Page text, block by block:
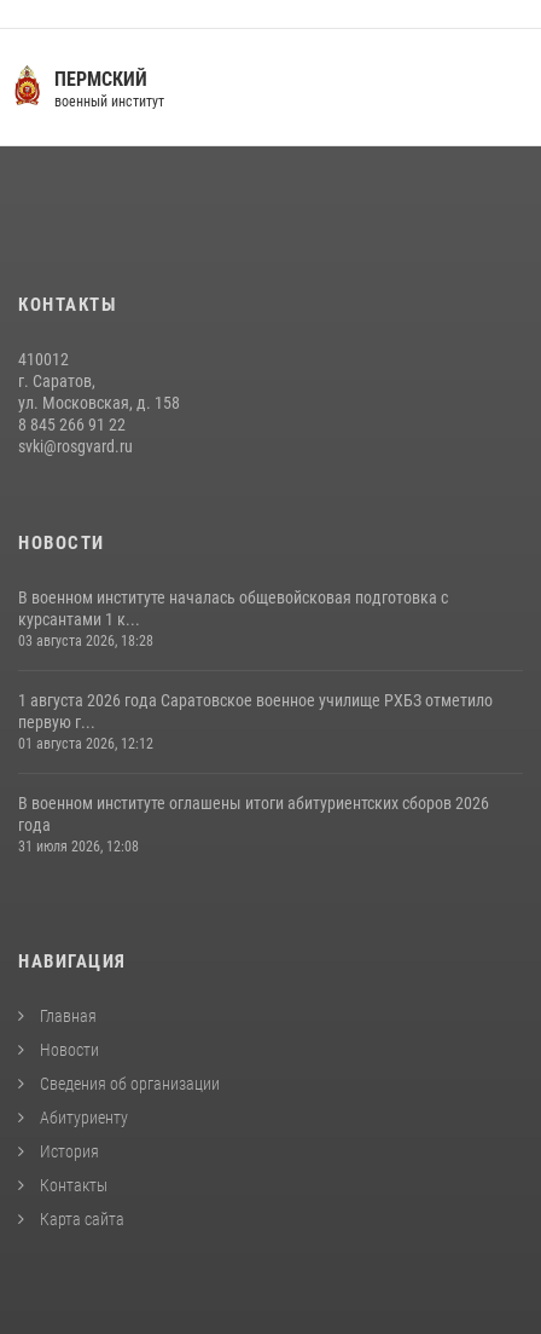
16 июля 2026, 12:29 3
29 июля 2026 года в военном институте состоялась церемония
приведения военнослужащих к Военной присяге
31 июля 2026, 12:08
ПЕРМСКИЙ
военный институт
КОНТАКТЫ
410012
г. Саратов,
ул. Московская, д. 158
8 845 266 91 22
svki@rosgvard.ru
НОВОСТИ
В военном институте началась общевойсковая подготовка с
курсантами 1 к...
03 августа 2026, 18:28
1 августа 2026 года Саратовское военное училище РХБЗ отметило
первую г...
01 августа 2026, 12:12
В военном институте оглашены итоги абитуриентских сборов 2026
года
31 июля 2026, 12:08
НАВИГАЦИЯ
Главная
Новости
Сведения об организации
Абитуриенту
История
Контакты
Карта сайта